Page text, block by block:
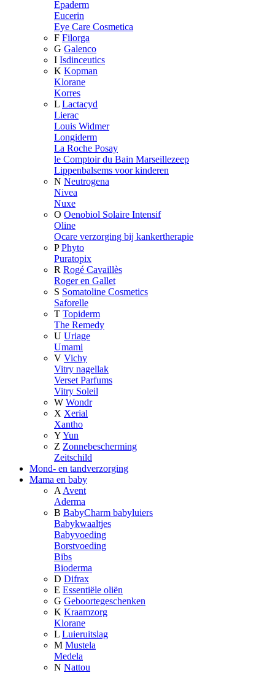
Epaderm
Eucerin
Eye Care Cosmetica
F Filorga
G Galenco
I Isdinceutics
K Kopman
Klorane
Korres
L Lactacyd
Lierac
Louis Widmer
Longiderm
La Roche Posay
le Comptoir du Bain Marseillezeep
Lippenbalsems voor kinderen
N Neutrogena
Nivea
Nuxe
O Oenobiol Solaire Intensif
Oline
Ocare verzorging bij kankertherapie
P Phyto
Puratopix
R Rogé Cavaillès
Roger en Gallet
S Somatoline Cosmetics
Saforelle
T Topiderm
The Remedy
U Uriage
Umami
V Vichy
Vitry nagellak
Verset Parfums
Vitry Soleil
W Wondr
X Xerial
Xantho
YYun
Z Zonnebescherming
Zeitschild
Mond- en tandverzorging
Mama en baby
A Avent
Aderma
B BabyCharm babyluiers
Babykwaaltjes
Babyvoeding
Borstvoeding
Bibs
Bioderma
D Difrax
E Essentiële oliën
G Geboortegeschenken
K Kraamzorg
Klorane
L Luieruitslag
M Mustela
Medela
N Nattou